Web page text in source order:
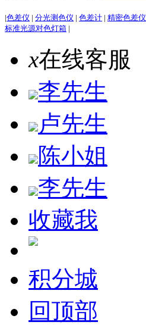
|色差仪 | 分光测色仪 | 色差计 | 精密色差仪
标准光源对色灯箱 |
x在线客服
李先生
卢先生
陈小姐
李先生
收藏我
积分城
回顶部